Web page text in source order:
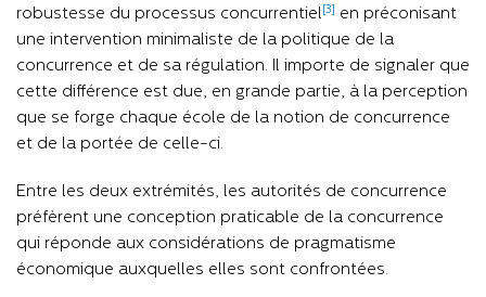
robustesse du processus concurrentiel [3]
en préconisant
une intervention minimaliste de la politique de la
concurrence et de sa régulation. Il importe de signaler que
cette différence est due, en grande partie, à la perception
que se forge chaque école de la notion de concurrence
et de la portée de celle-ci.
Entre les deux extrémités, les autorités de concurrence
préfèrent une conception praticable de la concurrence
qui réponde aux considérations de pragmatisme
économique auxquelles elles sont confrontées.